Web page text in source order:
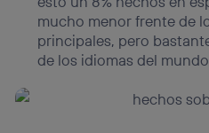
mucho menor frente de
principales, pero
de los idiomas del